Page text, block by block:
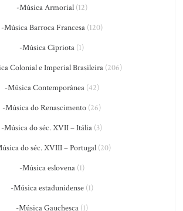
-Música Armorial(12)
-Música Barroca Francesa(120)
-Música Cipriota (1)
Colonial e Imperial Brasileira(206)
-Música Contemporânea(42)
-Música do Renascimento (26)
-Música do séc. XVII – Itália (3)
do séc. XVIII – Portugal (20)
-Música eslovena(1)
-Música estadunidense(1)
-Música Gauchesca(1)